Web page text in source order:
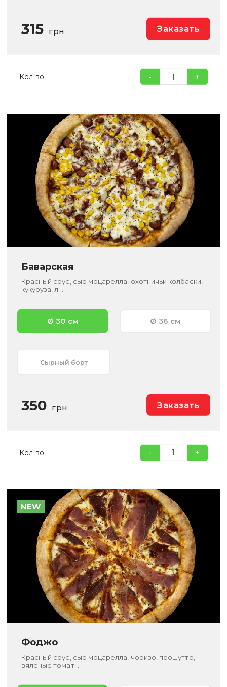
315 грн Заказать
Кол-во: - +
Баварская
Красный соус, сыр моцарелла, охотничьи колбаски,
кукуруза, л...
Ø 30 см Ø 36 см
Сырный борт
350 грн Заказать
Кол-во: - +
NEW
Фоджо
Красный соус, сыр моцарелла, чоризо, прошутто,
вяленые томат...